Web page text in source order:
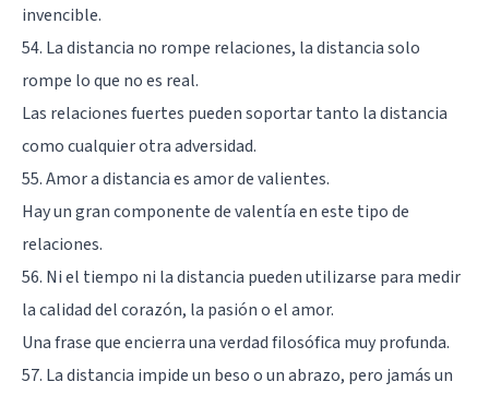
invencible.
54. La distancia no rompe relaciones, la distancia solo
rompe lo que no es real.
Las relaciones fuertes pueden soportar tanto la distancia
como cualquier otra adversidad.
55. Amor a distancia es amor de valientes.
Hay un gran componente de valentía en este tipo de
relaciones.
56. Ni el tiempo ni la distancia pueden utilizarse para medir
la calidad del corazón, la pasión o el amor.
Una frase que encierra una verdad filosófica muy profunda.
57. La distancia impide un beso o un abrazo, pero jamás un